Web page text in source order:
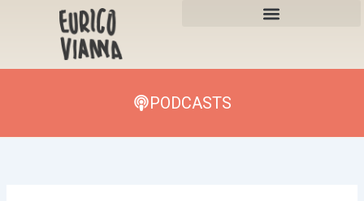
PODCASTS